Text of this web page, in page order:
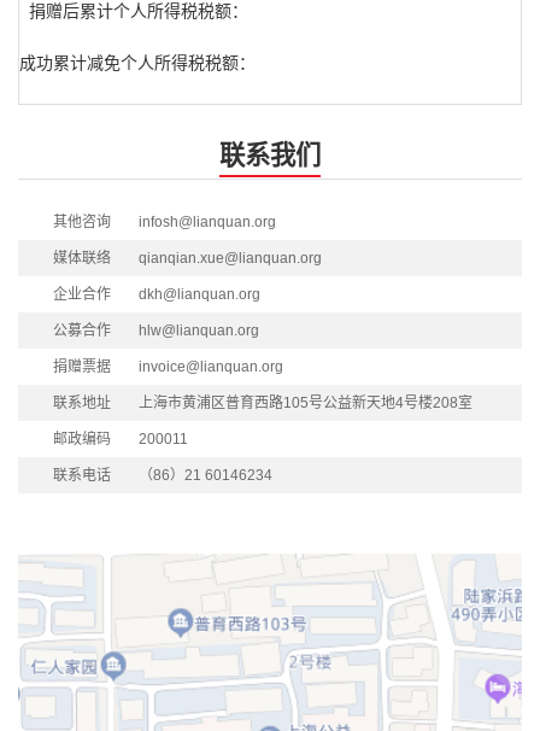
捐赠后累计个人所得税税额：
成功累计减免个人所得税税额：
联系我们
其他咨询 infosh@lianquan.org
媒体联络 qianqian.xue@lianquan.org
企业合作 dkh@lianquan.org
公募合作 hlw@lianquan.org
捐赠票据 invoice@lianquan.org
联系地址 上海市黄浦区普育西路105号公益新天地4号楼208室
邮政编码 200011
联系电话 （86）21 60146234